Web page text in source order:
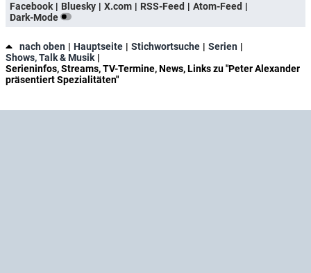
Facebook
Bluesky X.com RSS-Feed
Atom-Feed
Dark-Mode
nach oben Hauptseite Stichwortsuche
Serien
Shows, Talk & Musik
Serieninfos, Streams, TV-Termine, News, Links zu "Peter Alexander
präsentiert Spezialitäten"